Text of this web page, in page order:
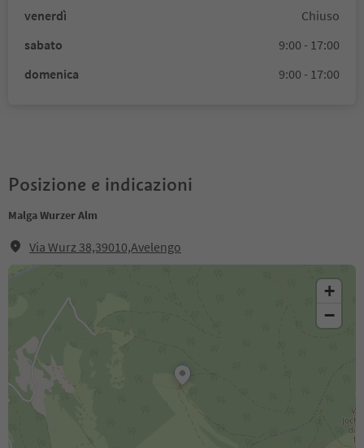
venerdì
Chiuso
sabato
9:00 - 17:00
domenica
9:00 - 17:00
Posizione e indicazioni
Malga Wurzer Alm
Via Wurz 38,39010,Avelengo
+
−